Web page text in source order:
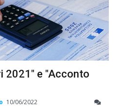
2021" e "Acconto
10/06/2022